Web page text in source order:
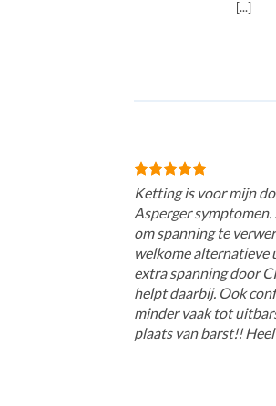
[...]
Ketting is voor mijn
Asperger
om spanning te
welkome alternatieve
extra spanning door
helpt daarbij. Ook
minder vaak tot
plaats van barst!!